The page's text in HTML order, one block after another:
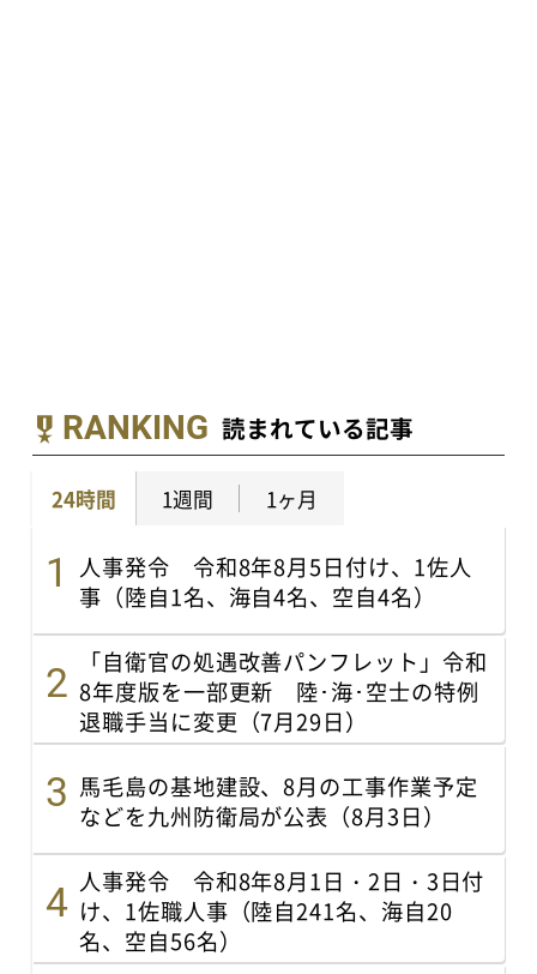
RANKING 読まれている記事
24時間 1週間 1ヶ月
人事発令 令和8年8月5日付け、1佐人
事（陸自1名、海自4名、空自4名）
「自衛官の処遇改善パンフレット」令和
8年度版を一部更新 陸･海･空士の特例
退職手当に変更（7月29日）
馬毛島の基地建設、8月の工事作業予定
などを九州防衛局が公表（8月3日）
人事発令 令和8年8月1日・2日・3日付
け、1佐職人事（陸自241名、海自20
名、空自56名）